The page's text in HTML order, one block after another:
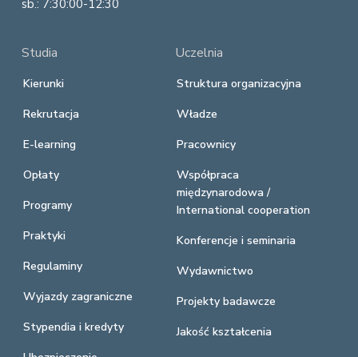
sb.: 7:30:00-12:30
Studia
Kierunki
Rekrutacja
E-learning
Opłaty
Programy
Praktyki
Regulaminy
Wyjazdy zagraniczne
Stypendia i kredyty
Uczelnia
Struktura organizacyjna
Władze
Pracownicy
Współpraca
międzynarodowa /
International cooperation
Konferencje i seminaria
Wydawnictwo
Projekty badawcze
Jakość kształcenia